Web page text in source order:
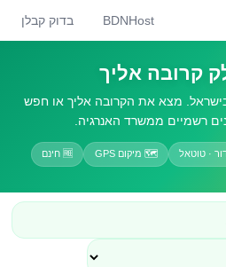
BDNHost בדוק קבלן
קרובה אליך
בישראל. מצא את הקרובה אליך או חפש
רשמיים ממשרד האנרגיה.
· טוטאל 🗺️ מיקום GPS 🆓 חינם